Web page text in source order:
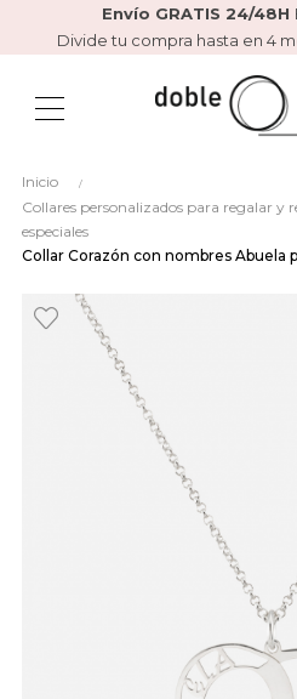
Envío GRATIS 24/48H
Divide tu compra hasta en 4
Inicio
Collares personalizados para regalar y
especiales
Collar Corazón con nombres Abuela